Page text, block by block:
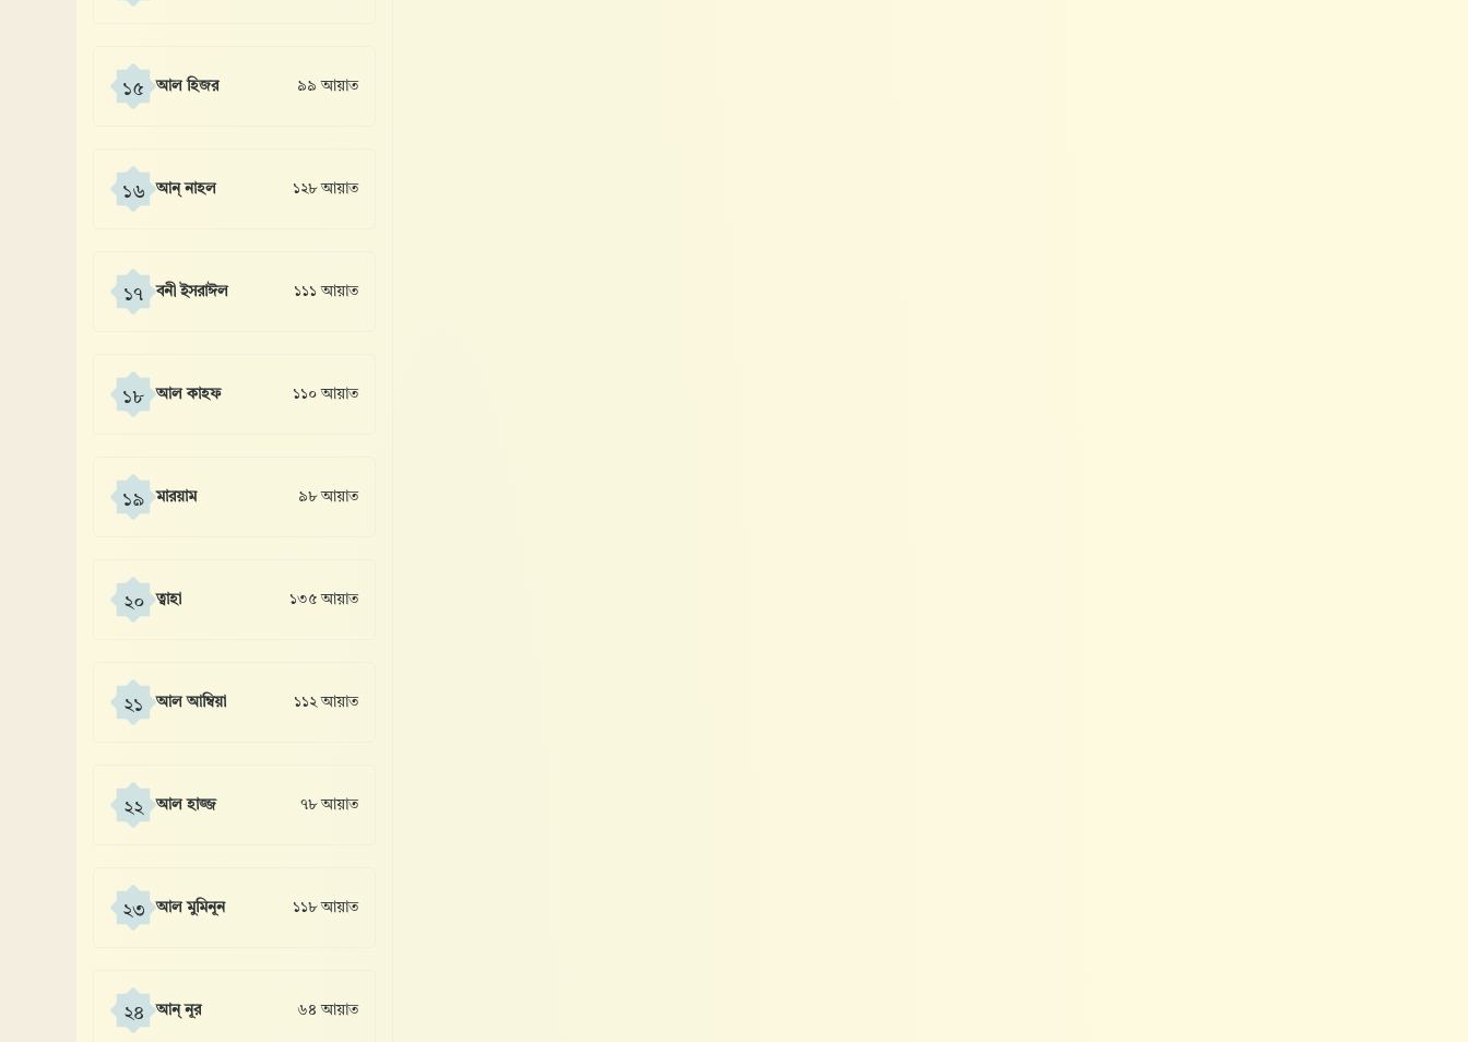
১৫ আল হিজর ৯৯ আয়াত
১৬ আন্ নাহল ১২৮ আয়াত
১৭ বনী ইসরাঈল ১১১ আয়াত
১৮ আল কাহফ ১১০ আয়াত
১৯ মারয়াম ৯৮ আয়াত
২০ ত্বাহা ১৩৫ আয়াত
২১ আল আম্বিয়া ১১২ আয়াত
২২ আল হাজ্জ ৭৮ আয়াত
২৩ আল মুমিনূন ১১৮ আয়াত
২৪ আন্ নূর ৬৪ আয়াত